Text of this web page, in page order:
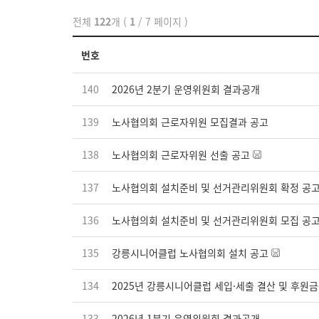
전체 122개 ( 1 / 7 페이지 )
번호
140 2026년 2분기 운영위원회 결과공개
139 노사협의회 근로자위원 모집결과 공고
138 노사협의회 근로자위원 선출 공고
137 노사협의회 설치준비 및 선거관리위원회 확정 공고
136 노사협의회 설치준비 및 선거관리위원회 모집 공고
135 강릉시니어클럽 노사협의회 설치 공고
134 2025년 강릉시니어클럽 세입·세출 결산 및 후원